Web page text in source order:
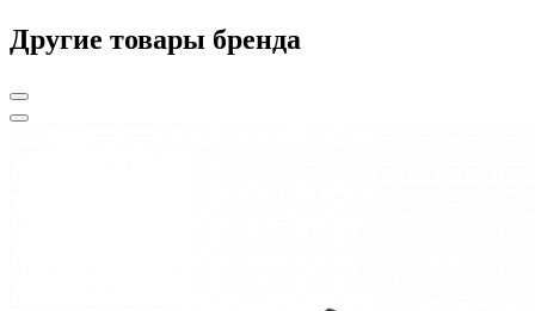
Другие товары бренда